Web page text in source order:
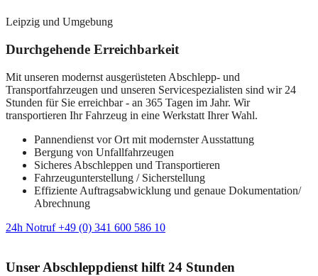
Leipzig und Umgebung
Durchgehende Erreichbarkeit
Mit unseren modernst ausgerüsteten Abschlepp- und
Transportfahrzeugen und unseren Servicespezialisten sind wir 24
Stunden für Sie erreichbar - an 365 Tagen im Jahr. Wir
transportieren Ihr Fahrzeug in eine Werkstatt Ihrer Wahl.
Pannendienst vor Ort mit modernster Ausstattung
Bergung von Unfallfahrzeugen
Sicheres Abschleppen und Transportieren
Fahrzeugunterstellung / Sicherstellung
Effiziente Auftragsabwicklung und genaue Dokumentation/
Abrechnung
24h Notruf +49 (0) 341 600 586 10
Unser Abschleppdienst hilft 24 Stunden